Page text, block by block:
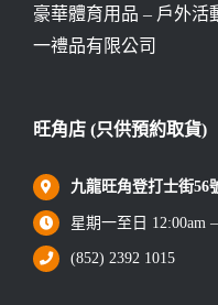
豪華體育用品 – 戶外活
一禮品有限公司
旺角店 (只供預約取貨)
九龍旺角登打士街56
星期一至日 12:00am
(852) 2392 1015